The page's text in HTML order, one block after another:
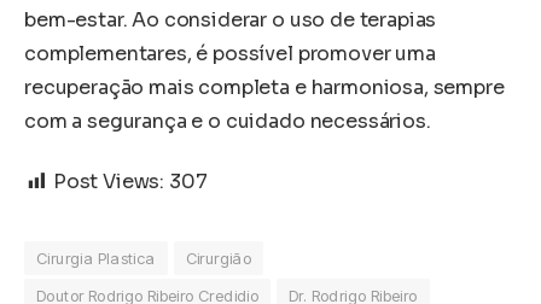
bem-estar. Ao considerar o uso de terapias
complementares, é possível promover uma
recuperação mais completa e harmoniosa, sempre
com a segurança e o cuidado necessários.
Post Views: 307
Cirurgia Plastica
Cirurgião
Doutor Rodrigo Ribeiro Credidio
Dr. Rodrigo Ribeiro